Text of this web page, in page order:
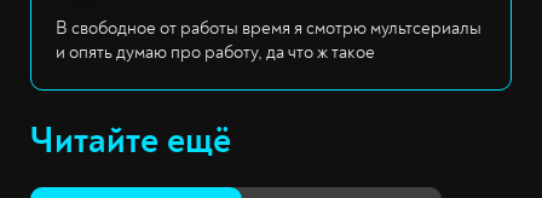
В свободное от работы время я смотрю мультсериалы
и опять думаю про работу, да что ж такое
Читайте ещё